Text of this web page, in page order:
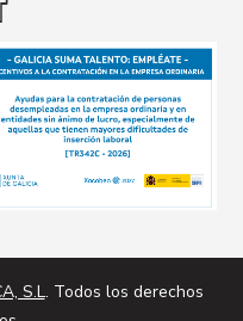
S.L. Todos los derechos